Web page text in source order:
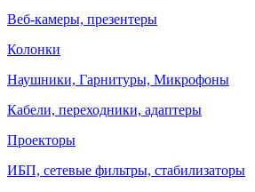
Веб-камеры, презентеры
Колонки
Наушники, Гарнитуры, Микрофоны
Кабели, переходники, адаптеры
Проекторы
ИБП, сетевые фильтры, стабилизаторы